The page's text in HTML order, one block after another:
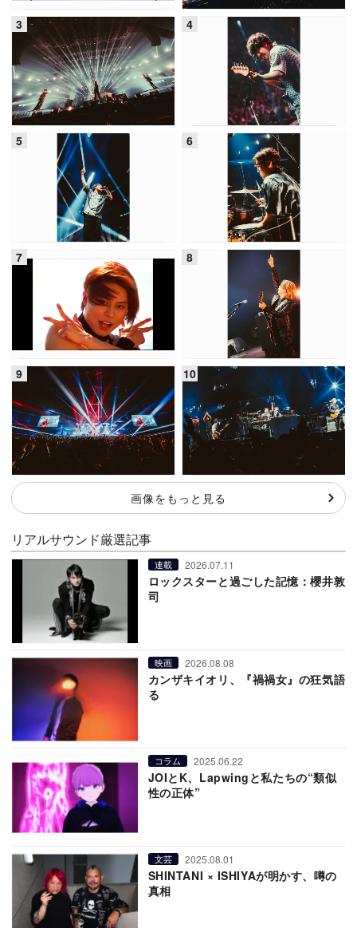
画像をもっと見る
リアルサウンド厳選記事
連載 2026.07.11
ロックスターと過ごした記憶：櫻井敦
司
映画 2026.08.08
カンザキイオリ、『禍禍女』の狂気語
る
コラム 2025.06.22
JOIとK、Lapwingと私たちの“類似
性の正体”
文芸 2025.08.01
SHINTANI × ISHIYAが明かす、噂の
真相